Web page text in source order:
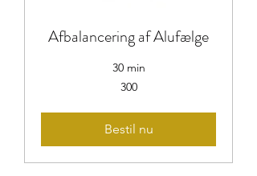
Afbalancering af Alufælge
30 min
300
Bestil nu